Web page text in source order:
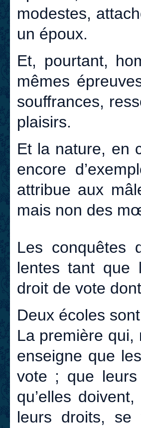
modestes,
un époux.
Et, pourtant,
mêmes
souffrances,
plaisirs.
Et la nature, en
encore
attribue aux
mais non des
Les conquêtes
lentes tant que
droit de vote
Deux écoles
La première qui,
enseigne que
vote ; que leurs
qu’elles
leurs droits, se